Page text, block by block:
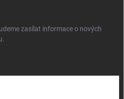
zasílat informace o nových